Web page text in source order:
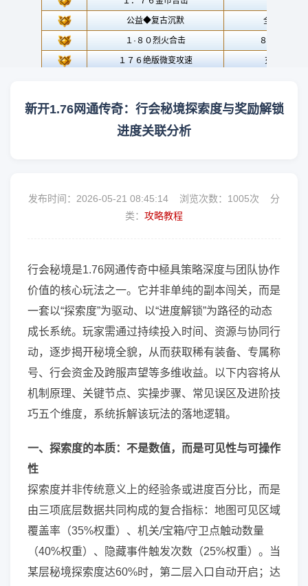
新开1.76网通传奇：行会秘境探索度与奖励解锁
进度关联分析
发布时间：2026-05-21 08:45:14 浏览次数： 1005次 分
类： 攻略教程
行会秘境是1.76网通传奇中極具策略深度与团队协作
价值的核心玩法之一。它并非单纯的副本闯关，而是
一套以“探索度”为驱动、以“进度解锁”为路径的动态
成长系统。玩家需通过持续投入时间、资源与协同行
动，逐步揭开秘境全貌，从而获取稀有装备、专属称
号、行会资金及跨服声望等多维收益。以下内容将从
机制原理、关键节点、实操步骤、常见误区及进阶技
巧五个维度，系统拆解该玩法的落地逻辑。
一、探索度的本质：不是数值，而是可见性与可操作
性
探索度并非传统意义上的经验条或进度百分比，而是
由三项底层数据共同构成的复合指标：地图可见区域
覆盖率（35%权重）、机关/宝箱/守卫点触动数量
（40%权重）、隐藏事件触发次数（25%权重）。当
某层秘境探索度达60%时，第二层入口自动开启；达